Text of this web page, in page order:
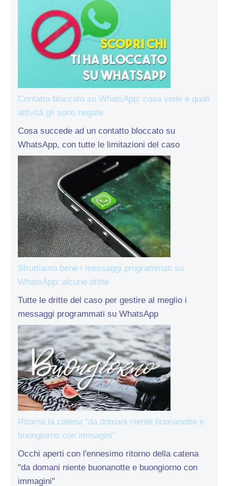
Contatto bloccato su WhatsApp: cosa vede e quali
attività gli sono negate
Cosa succede ad un contatto bloccato su
WhatsApp, con tutte le limitazioni del caso
Sfruttiamo bene i messaggi programmati su
WhatsApp: alcune dritte
Tutte le dritte del caso per gestire al meglio i
messaggi programmati su WhatsApp
Ritorna la catena “da domani niente buonanotte e
buongiorno con immagini”
Occhi aperti con l'ennesimo ritorno della catena
"da domani niente buonanotte e buongiorno con
immagini"